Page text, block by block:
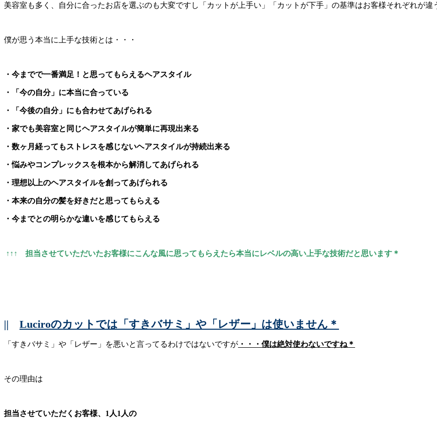
美容室も多く、自分に合ったお店を選ぶのも大変ですし「カットが上手い」「カットが下手」の基準はお客様それぞれが違
僕が思う本当に上手な技術とは・・・
・今までで一番満足！と思ってもらえるヘアスタイル
・「今の自分」に本当に合っている
・「今後の自分」にも合わせてあげられる
・家でも美容室と同じヘアスタイルが簡単に再現出来る
・数ヶ月経ってもストレスを感じないヘアスタイルが持続出来る
・悩みやコンプレックスを根本から解消してあげられる
・理想以上のヘアスタイルを創ってあげられる
・本来の自分の髪を好きだと思ってもらえる
・今までとの明らかな違いを感じてもらえる
↑↑↑ 担当させていただいたお客様にこんな風に思ってもらえたら本当にレベルの高い上手な技術だと思います＊
|| Luciroのカットでは「すきバサミ」や「レザー」は使いません＊
「すきバサミ」や「レザー」を悪いと言ってるわけではないですが ・・・僕は絶対使わないですね＊
その理由は
担当させていただくお客様、1人1人の